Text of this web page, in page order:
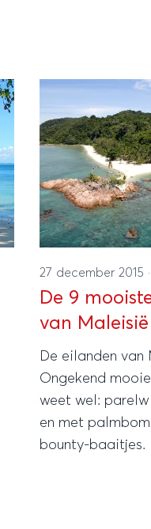
27 december 2015 ·
De 9
van Maleisië
De eilanden van
Ongekend
weet wel:
en met
bounty-baaitjes.